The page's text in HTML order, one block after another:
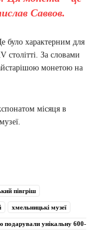
Саввов.
було характерним для
За словами
монетою на
місяця в
півгріш
хмельницькі музеї
унікальну 600-